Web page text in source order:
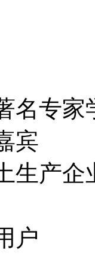
名专家
宾
生产企
户